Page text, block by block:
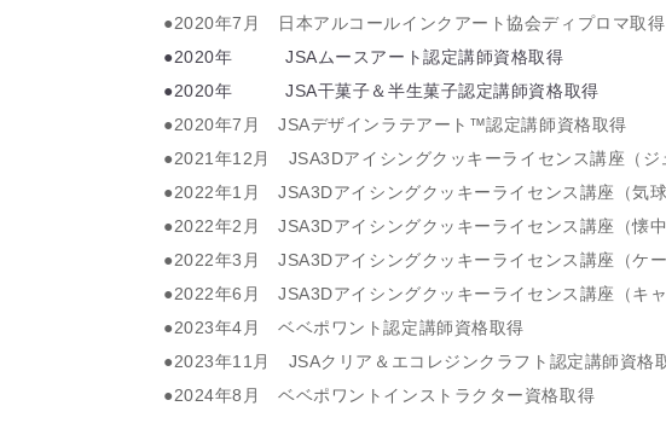
●2020年7月 日本アルコールインクアート協会ディプロマ取得
●2020年 JSAムースアート認定講師資格取得
●2020年 JSA干菓子＆半生菓子認定講師資格取得
●2020年7月 JSAデザインラテアート™認定講師資格取得
●2021年12月 JSA3Dアイシングクッキーライセンス講座（ジ
●2022年1月 JSA3Dアイシングクッキーライセンス講座（気
●2022年2月 JSA3Dアイシングクッキーライセンス講座（懐
●2022年3月 JSA3Dアイシングクッキーライセンス講座（ケ
●2022年6月 JSA3Dアイシングクッキーライセンス講座（キ
●2023年4月 ベベポワント認定講師資格取得
●2023年11月 JSAクリア＆エコレジンクラフト認定講師資格
●2024年8月 ベベポワントインストラクター資格取得